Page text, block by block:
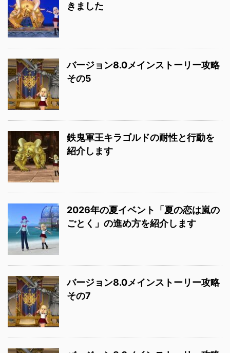
きました
バージョン8.0メインストーリー攻略
その5
鉄鬼軍王キラゴルドの耐性と行動を
紹介します
2026年の夏イベント「夏の恋は嵐の
ごとく」の進め方を紹介します
バージョン8.0メインストーリー攻略
その7